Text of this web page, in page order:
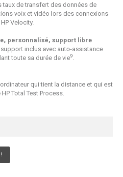
de transfert des données de
voix et vidéo lors des connexions
Velocity.
personnalisé, support libre
inclus avec auto-assistance
toute sa durée de vie9
qui tient la distance et qui est
Total Test Process.